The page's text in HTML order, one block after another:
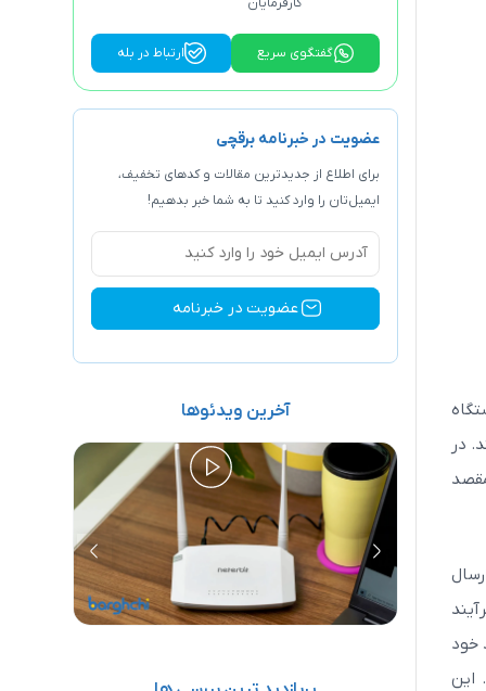
در
خود
این
کارفرمایان
گفتگوی سریع ارتباط در بله
عضویت در خبرنامه برقچی
برای اطلاع از جدیدترین مقالات و کد‌های تخفیف،
ایمیل‌تان را وارد کنید تا به شما خبر بدهیم!
آخرین ویدئوها
100)
(0 تا 100)